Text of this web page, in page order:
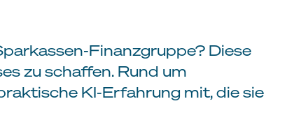
Finanzgruppe? Diese
zu schaffen. Rund um
KI-Erfahrung mit, die sie